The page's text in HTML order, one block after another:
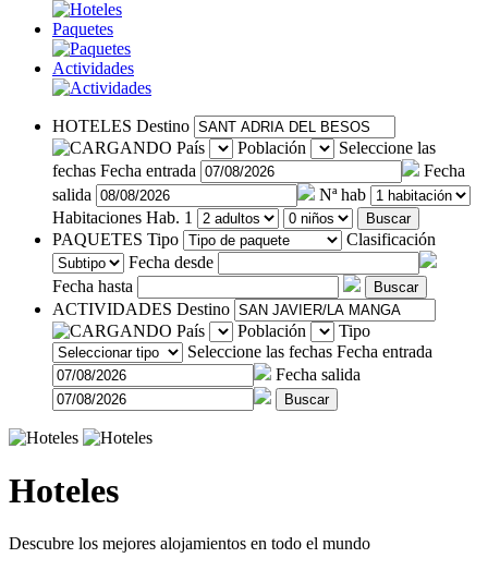
Paquetes
Actividades
HOTELES Destino
País
Población
Seleccione las
fechas Fecha entrada
Fecha
salida
Nª hab
Habitaciones Hab. 1 Buscar
PAQUETES Tipo
Clasificación
Fecha desde
Fecha hasta
Buscar
ACTIVIDADES Destino
País
Población
Tipo
Seleccione las fechas Fecha entrada
Fecha salida
Buscar
Hoteles
Descubre los mejores alojamientos en todo el mundo